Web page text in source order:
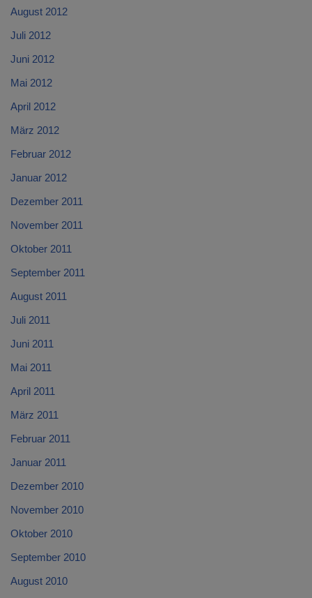
August 2012
Juli 2012
Juni 2012
Mai 2012
April 2012
März 2012
Februar 2012
Januar 2012
Dezember 2011
November 2011
Oktober 2011
September 2011
August 2011
Juli 2011
Juni 2011
Mai 2011
April 2011
März 2011
Februar 2011
Januar 2011
Dezember 2010
November 2010
Oktober 2010
September 2010
August 2010